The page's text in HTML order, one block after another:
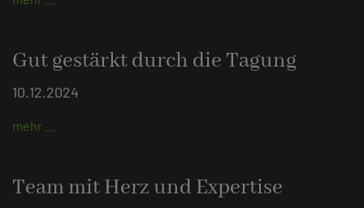
Gut gestärkt durch die Tagung
10.12.2024
mehr …
Team mit Herz und Expertise